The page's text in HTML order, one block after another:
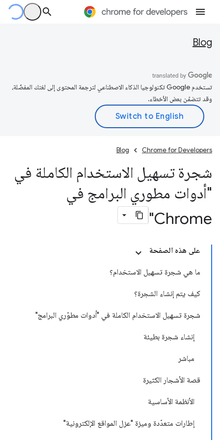
Blog
تستخدم Google تكنولوجيا الذكاء الاصطناعي لترجمة المحتوى إلى لغتك المفضّلة،
وقد تتضمّن بعض الأخطاء.
Chrome for Developers
Blog
شجرة تسهيل الاستخدام الكاملة في
"أدوات مطوري البرامج في
Chrome"
على هذه الصفحة
ما هي شجرة تسهيل الاستخدام؟
كيف يتم إنشاء الشجرة؟
شجرة تسهيل الاستخدام الكاملة في "أدوات مطوّري البرامج"
إنشاء شجرة بطيئة
مباشر
قصة الأشجار الكثيرة
الأنظمة الأساسية
إطارات متعدّدة وميزة "عزل المواقع الإلكترونية"